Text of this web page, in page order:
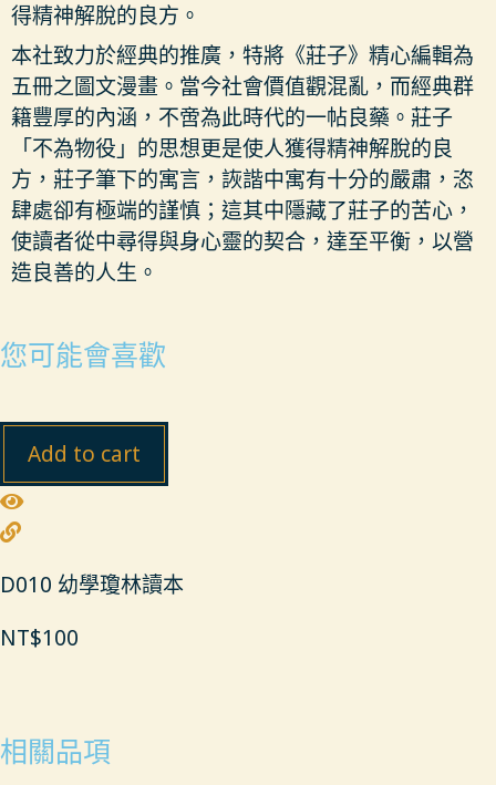
得精神解脫的良方。
本社致力於經典的推廣，特將《莊子》精心編輯為
五冊之圖文漫畫。當今社會價值觀混亂，而經典群
籍豐厚的內涵，不啻為此時代的一帖良藥。莊子
「不為物役」的思想更是使人獲得精神解脫的良
方，莊子筆下的寓言，詼諧中寓有十分的嚴肅，恣
肆處卻有極端的謹慎；這其中隱藏了莊子的苦心，
使讀者從中尋得與身心靈的契合，達至平衡，以營
造良善的人生。
您可能會喜歡
Add to cart
D010 幼學瓊林讀本
NT$100
相關品項